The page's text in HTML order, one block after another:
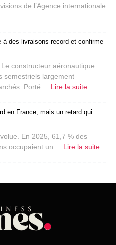
de l’Agence internationale
des livraisons record et confirme
constructeur aéronautique
semestriels largement
Porté ... Lire la suite
en France, mais un retard qui
En 2025, 61,7 % des
occupaient un ... Lire la suite